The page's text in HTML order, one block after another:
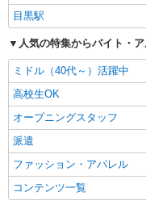
目黒駅
人気の特集からバイト・
ミドル（40代～）活躍中
高校生OK
オープニングスタッフ
派遣
ファッション・アパレル
コンテンツ一覧